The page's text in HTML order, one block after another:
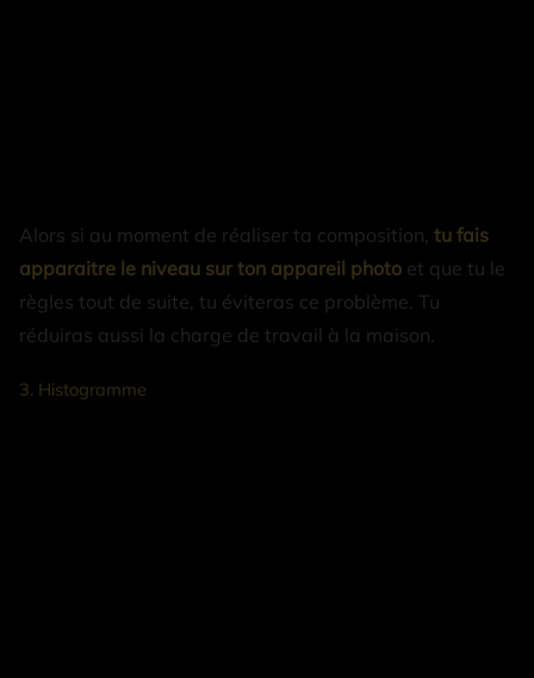
Alors si au moment de réaliser ta composition, tu fais
apparaitre le niveau sur ton appareil photo et que tu le
règles tout de suite, tu éviteras ce problème. Tu
réduiras aussi la charge de travail à la maison.
3. Histogramme